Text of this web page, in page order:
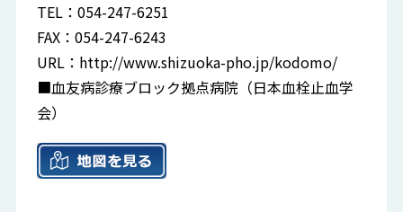
TEL：054-247-6251
FAX：054-247-6243
URL： http://www.shizuoka-pho.jp/kodomo/
■血友病診療ブロック拠点病院（日本血栓止血学
会）